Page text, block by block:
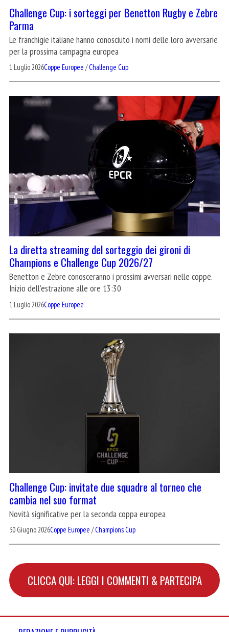
Challenge Cup: i sorteggi per Benetton Rugby e Zebre
Parma
Le franchigie italiane hanno conosciuto i nomi delle loro avversarie
per la prossima campagna europea
1 Luglio 2026Coppe Europee /Challenge Cup
La diretta streaming del sorteggio dei gironi di
Champions e Challenge Cup 2026/27
Benetton e Zebre conosceranno i prossimi avversari nelle coppe.
Inizio dell'estrazione alle ore 13:30
1 Luglio 2026Coppe Europee
Challenge Cup: invitate due squadre al torneo che
cambia nel suo format
Novità significative per la seconda coppa europea
30 Giugno 2026Coppe Europee /Champions Cup
CLICCA QUI: LEGGI I COMMENTI & PARTECIPA